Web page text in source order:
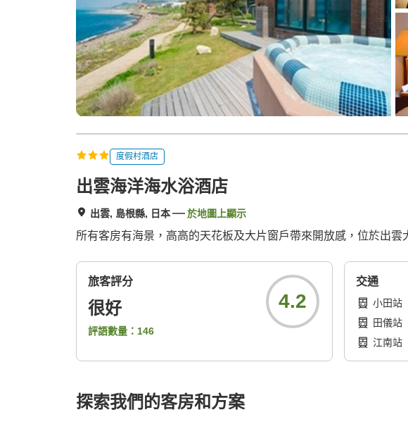
r
h
度假村酒店
出雲海洋海水浴酒店
出雲, 島根縣, 日本 於地圖上顯示
所有客房有海景，高高的天花板及大片窗戶帶來開放感，位於出雲
旅客評分
很好
評語數量： 146
4.2
交通
小田站
田儀站
江南站
探索我們的客房和方案